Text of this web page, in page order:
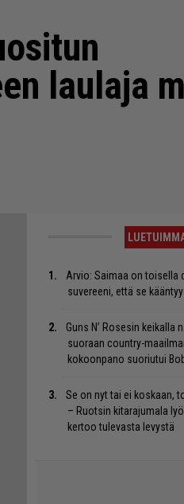
laulaja
Arvio: Saimaa on toisella
suvereeni, että se
Guns N’ Rosesin keikalla
suoraan country-
kokoonpano suoriutui
Se on nyt tai ei koskaan,
– Ruotsin kitarajumala
kertoo tulevasta levystä